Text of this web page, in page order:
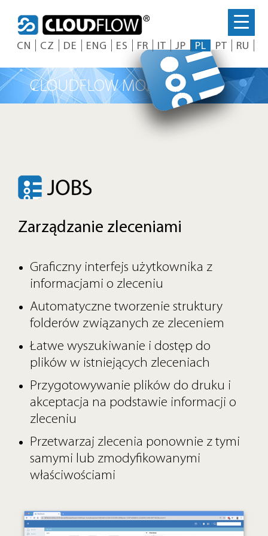
content
CN CZ DE ENG ES FR IT JP PL PT RU
CLOUDFLOW MODUŁ JOBS
Zarządzanie zleceniami
Graficzny interfejs użytkownika z
informacjami o zleceniu
Automatyczne tworzenie struktury
folderów związanych ze zleceniem
Łatwe wyszukiwanie i dostęp do
plików w istniejących zleceniach
Przygotowywanie plików do druku i
akceptacja na podstawie informacji o
zleceniu
Przetwarzaj zlecenia ponownie z tymi
samymi lub zmodyfikowanymi
właściwościami